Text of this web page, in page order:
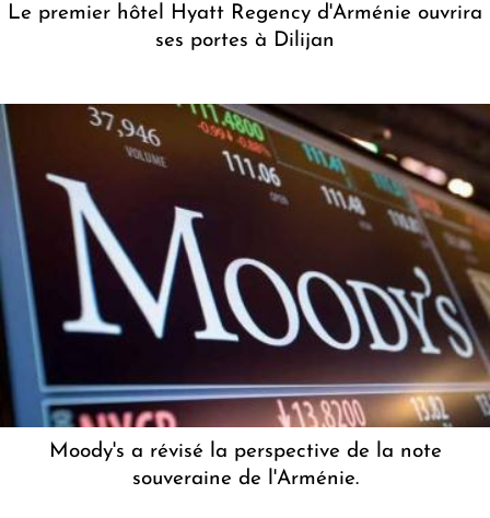
Le premier hôtel Hyatt Regency d'Arménie ouvrira
ses portes à Dilijan
Moody's a révisé la perspective de la note
souveraine de l'Arménie.